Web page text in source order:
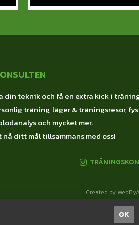
din teknik och få en extra kick i
träning, läger & träningsresor,
och mycket mer.
nå ditt mål tillsammans med oss!
Created by
OK